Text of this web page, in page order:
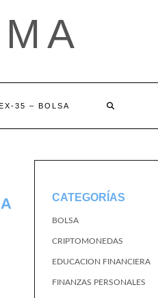
35 – BOLSA
CATEGORÍAS
BOLSA
CRIPTOMONEDAS
EDUCACION FINANCIERA
FINANZAS PERSONALES